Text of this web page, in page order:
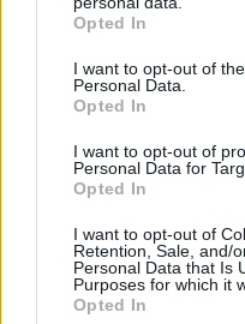
grant or deny consent to
use your data for below
consent section.
Opted In
I want to opt-out of
Personal Data.
Opted In
I want to opt-out of
Personal Data for
Opted In
I want to opt-out of
Retention, Sale, and/
Personal Data that Is
Purposes for which it
Opted In
χωρίς αυτό να
ανταγωνιστικότητα
εκεί φαίνεται ότι
εντελώς. Ελπίζω
παραδοσιακή
κάνουν να
Γαλλία.
Διαμαρτύρονται